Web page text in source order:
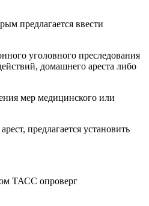
предлагается ввести
уголовного преследования
домашнего ареста либо
мер медицинского или
предлагается установить
ТАСС опроверг